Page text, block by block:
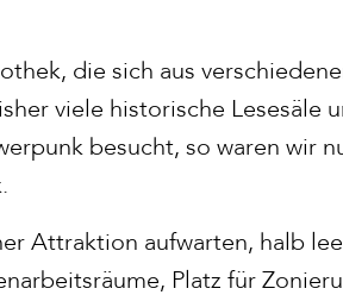
die sich aus
viele historische Lesesäle
besucht, so waren wir
Attraktion aufwarten, halb
Platz für